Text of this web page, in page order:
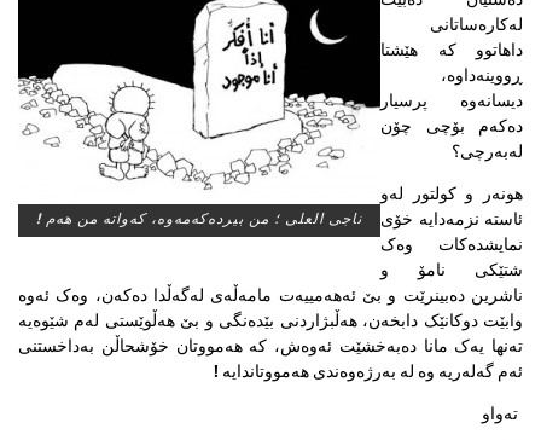
ناجی العلی ؛ من بیردەکەمەوە، کەواتە من هەم !
لەکارەساتانی
داهاتوو کە هێشتا
ڕووینەداوە،
دیسانەوە پرسیار
دەکەم بۆچی چۆن
لەبەرچی؟
هونەر و کولتور لەو
ئاستە نزمەدایە خۆی
نمایشدەکات وەک
شتێکی نامۆ و
ناشرین دەبینرێت و بێ ئەهەمییەت مامەڵەی لەگەڵدا دەکەن، وەک ئەوە
وابێت دوکانێک دابخەن، هەڵبژاردنی بێدەنگی و بێ هەڵوێستی لەم شێوەیە
تەنها یەک مانا دەبەخشێت ئەوەش، کە هەمووتان خۆشحاڵن بەداخستنی
ئەم گەلەریە وە لە بەرژەوەندی هەمووتاندایە !
تەواو